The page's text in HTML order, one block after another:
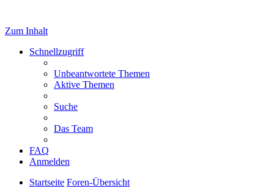
Zum Inhalt
Schnellzugriff
Unbeantwortete Themen
Aktive Themen
Suche
Das Team
FAQ
Anmelden
Startseite Foren-Übersicht